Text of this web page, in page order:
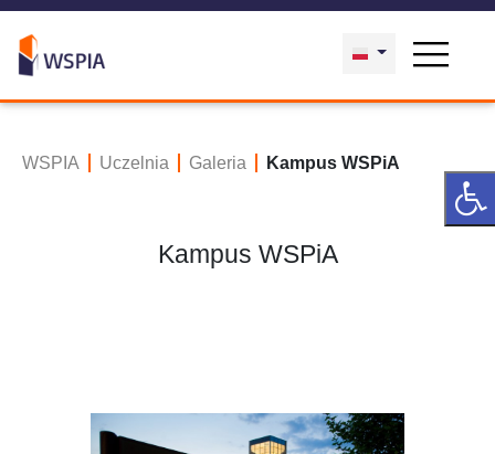
WSPIA Uczelnia Galeria Kampus WSPiA
Kampus WSPiA